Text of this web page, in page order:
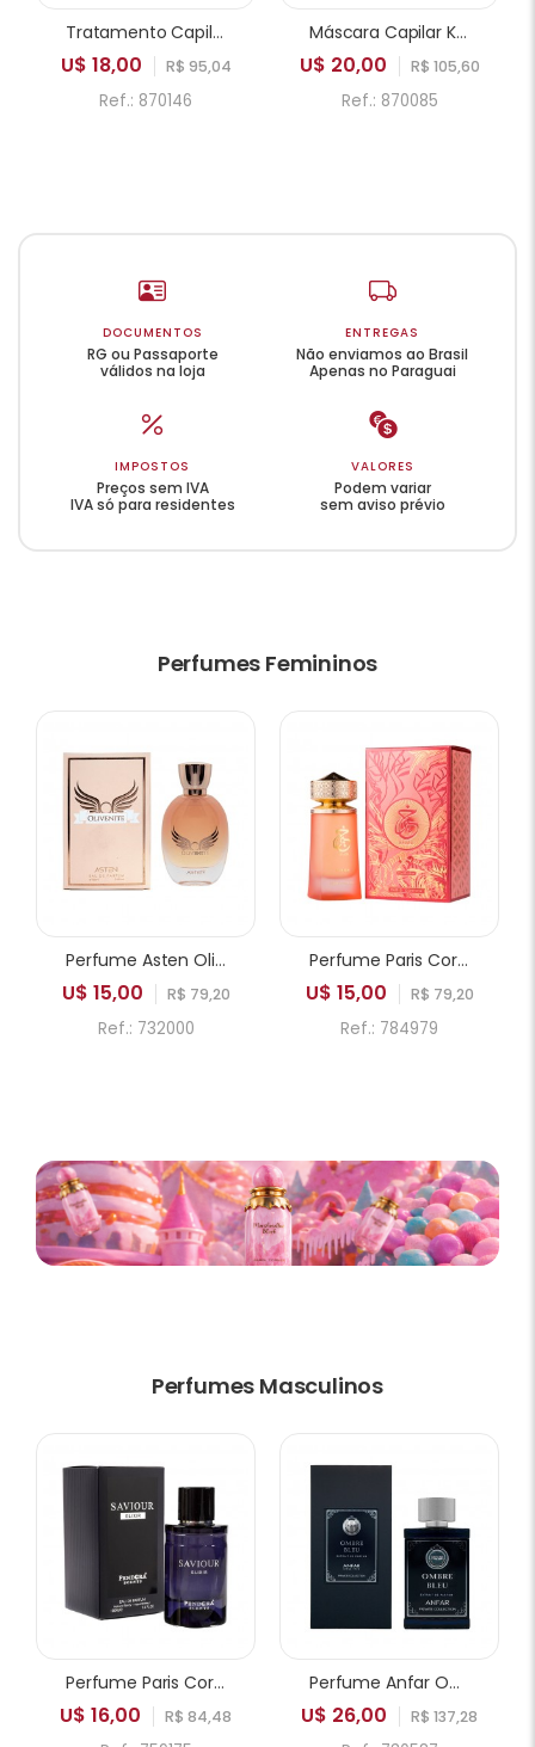
Tratamento Capilar Leave-in KUNDAL Protein Bonding No Wash Leather Iris 130ml
U$ 18,00 R$ 95,04
Ref.: 870146
Máscara Capilar KUNDAL Airy Volume Hyaluron Capsule Scalp Mask Blossom Breeze 180g
U$ 20,00 R$ 105,60
Ref.: 870085
DOCUMENTOS
RG ou Passaporte
válidos na loja
ENTREGAS
Não enviamos ao Brasil
Apenas no Paraguai
IMPOSTOS
Preços sem IVA
IVA só para residentes
VALORES
Podem variar
sem aviso prévio
Perfumes Femininos
Perfume Asten Olivenite EDP Feminino 100ml
U$ 15,00 R$ 79,20
Ref.: 732000
Perfume Paris Corner Khair Fusion EDP Feminino 100ml
U$ 15,00 R$ 79,20
Ref.: 784979
Perfumes Masculinos
Perfume Paris Corner Pendora Saviour Elixir EDP Masculino 100ml
U$ 16,00 R$ 84,48
Perfume Anfar Ombre Bleu Extrait de Parfum Masculino 50ml
U$ 26,00 R$ 137,28